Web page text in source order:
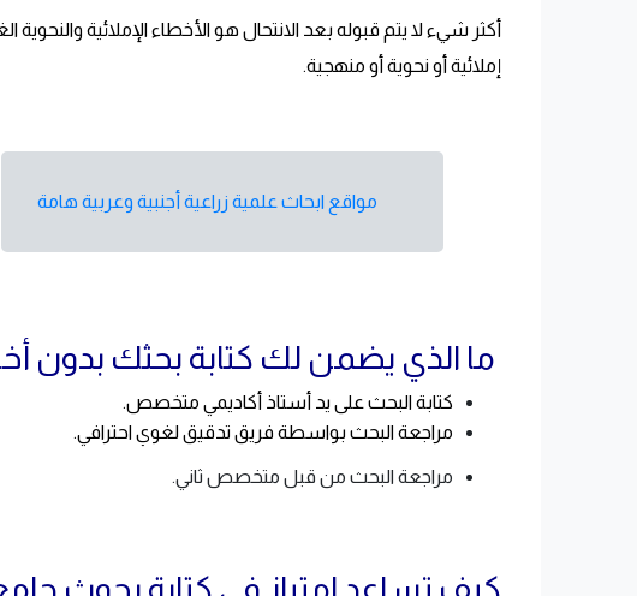
أكثر شيء لا يتم قبوله بعد الانتحال هو الأخطاء الإملائية
إملائية أو نحوية أو منهجية.
مواقع ابحاث علمية زراعية أجنبية وعربية هامة
ما الذي يضمن لك كتابة بحثك بدون
كتابة البحث على يد أستاذ أكاديمي متخصص.
مراجعة البحث بواسطة فريق تدقيق لغوي احترافي.
مراجعة البحث من قبل متخصص ثاني.
كيف تساعد امتياز في كتابة بحوث